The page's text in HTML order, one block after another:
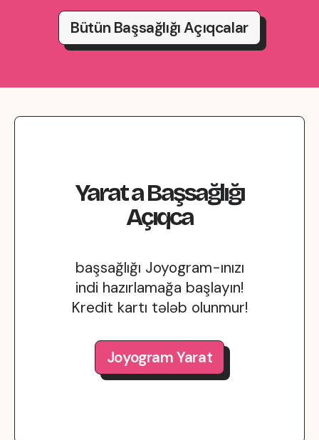
Bütün Başsağlığı Açıqcalar
YarataBaşsağlığı
Açıqca
başsağlığı Joyogram-ınızı
indi hazırlamağa başlayın!
Kredit kartı tələb olunmur!
Joyogram Yarat